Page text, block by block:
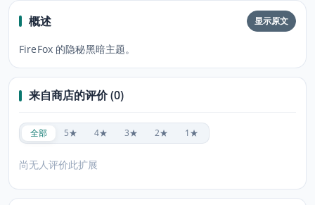
概述 显示原文
FireFox 的隐秘黑暗主题。
来自商店的评价 (0)
全部 5★ 4★ 3★ 2★ 1★
尚无人评价此扩展